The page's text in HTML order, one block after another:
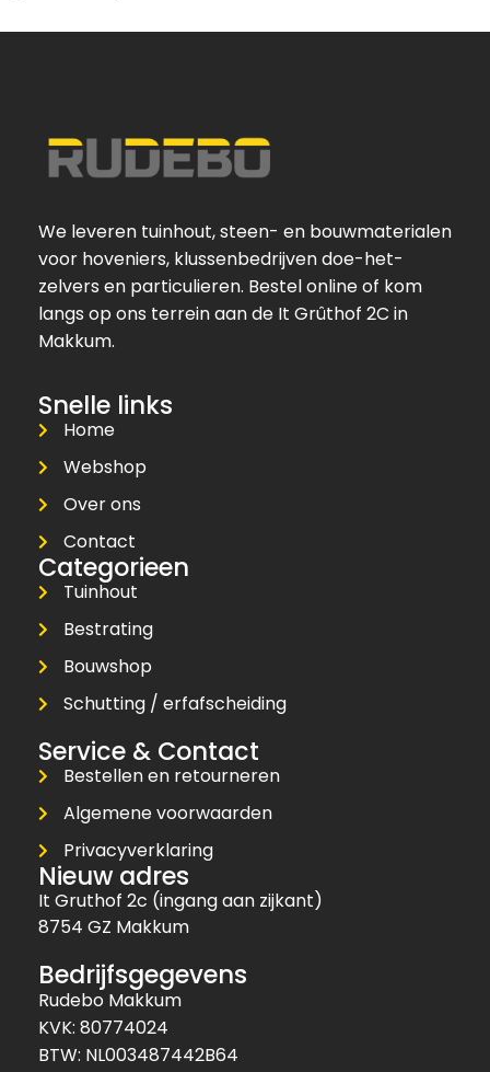
We leveren tuinhout, steen- en bouwmaterialen
voor hoveniers, klussenbedrijven doe-het-
zelvers en particulieren. Bestel online of kom
langs op ons terrein aan de It Grûthof 2C in
Makkum.
Snelle links
Home
Webshop
Over ons
Contact
Categorieen
Tuinhout
Bestrating
Bouwshop
Schutting / erfafscheiding
Service & Contact
Bestellen en retourneren
Algemene voorwaarden
Privacyverklaring
Nieuw adres
It Gruthof 2c (ingang aan zijkant)
8754 GZ Makkum
Bedrijfsgegevens
Rudebo Makkum
KVK: 80774024
BTW: NL003487442B64